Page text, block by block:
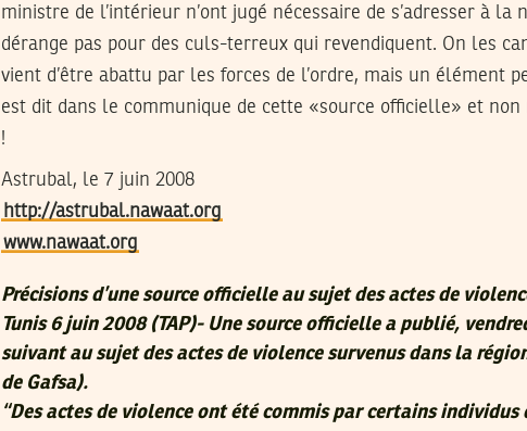
ministre de l’intérieur n’ont jugé nécessaire de s’adresser à la
dérange pas pour des culs-terreux qui revendiquent. On les
vient d’être abattu par les forces de l’ordre, mais un élément
est dit dans le communique de cette «source officielle» et
!
Astrubal, le 7 juin 2008
http://astrubal.nawaat.org
www.nawaat.org
Précisions d’une source officielle au sujet des actes de
Tunis 6 juin 2008 (TAP)- Une source officielle a publié,
suivant au sujet des actes de violence survenus dans la
de Gafsa).
“Des actes de violence ont été commis par certains individus